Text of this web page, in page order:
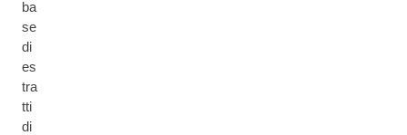
ba
se
di
es
tra
tti
di